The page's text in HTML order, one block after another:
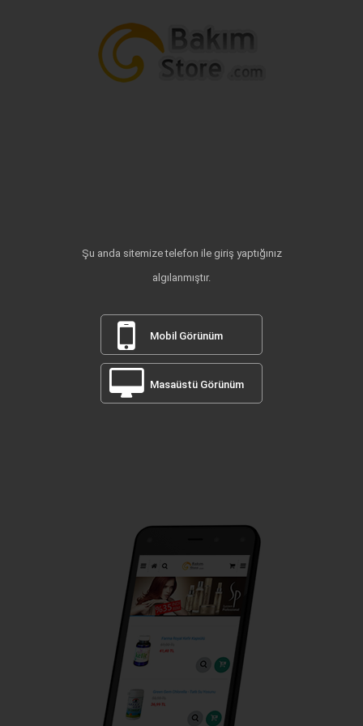
Şu anda sitemize telefon ile giriş yaptığınız
algılanmıştır.
Mobil Görünüm
Masaüstü Görünüm